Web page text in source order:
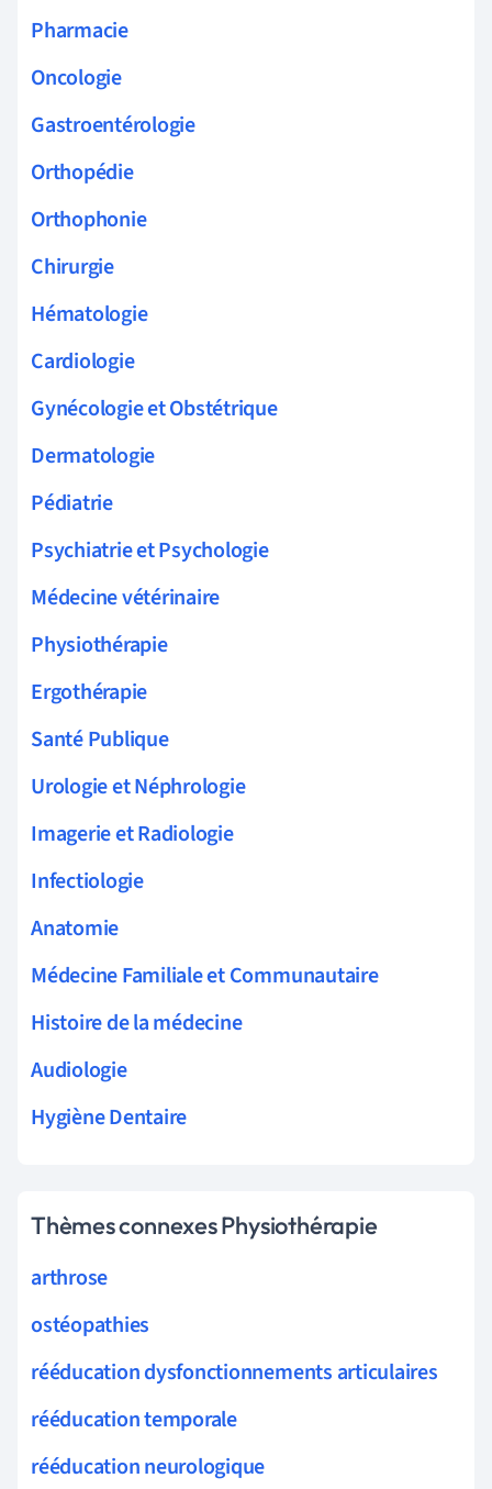
Pharmacie
Oncologie
Gastroentérologie
Orthopédie
Orthophonie
Chirurgie
Hématologie
Cardiologie
Gynécologie et Obstétrique
Dermatologie
Pédiatrie
Psychiatrie et Psychologie
Médecine vétérinaire
Physiothérapie
Ergothérapie
Santé Publique
Urologie et Néphrologie
Imagerie et Radiologie
Infectiologie
Anatomie
Médecine Familiale et Communautaire
Histoire de la médecine
Audiologie
Hygiène Dentaire
Thèmes connexes Physiothérapie
arthrose
ostéopathies
rééducation dysfonctionnements articulaires
rééducation temporale
rééducation neurologique